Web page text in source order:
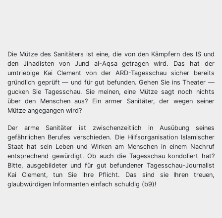
Die Mütze des Sanitäters ist eine, die von den Kämpfern des IS und
den Jihadisten von Jund al-Aqsa getragen wird. Das hat der
umtriebige Kai Clement von der ARD-Tagesschau sicher bereits
gründlich geprüft — und für gut befunden. Gehen Sie ins Theater —
gucken Sie Tagesschau. Sie meinen, eine Mütze sagt noch nichts
über den Menschen aus? Ein armer Sanitäter, der wegen seiner
Mütze angegangen wird?
Der arme Sanitäter ist zwischenzeitlich in Ausübung seines
gefährlichen Berufes verschieden. Die Hilfsorganisation Islamischer
Staat hat sein Leben und Wirken am Menschen in einem Nachruf
entsprechend gewürdigt. Ob auch die Tagesschau kondoliert hat?
Bitte, ausgebildeter und für gut befundener Tagesschau-Journalist
Kai Clement, tun Sie ihre Pflicht. Das sind sie Ihren treuen,
glaubwürdigen Informanten einfach schuldig (b9)!